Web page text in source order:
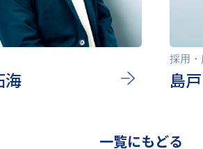
海
採用
島
一覧にもどる